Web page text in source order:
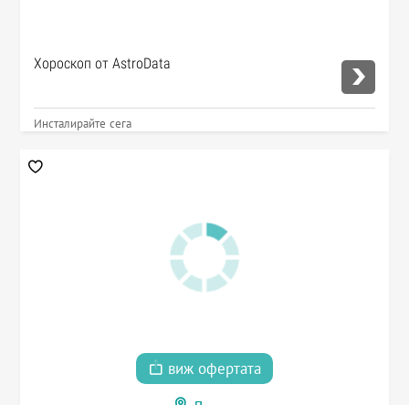
Хороскоп от AstroData
Инсталирайте сега
виж офертата